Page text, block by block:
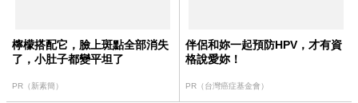
檸檬搭配它，臉上斑點全部消失
了，小肚子都變平坦了
PR（新素簡）
伴侶和妳一起預防HPV，才有資
格說愛妳！
PR（台灣癌症基金會）